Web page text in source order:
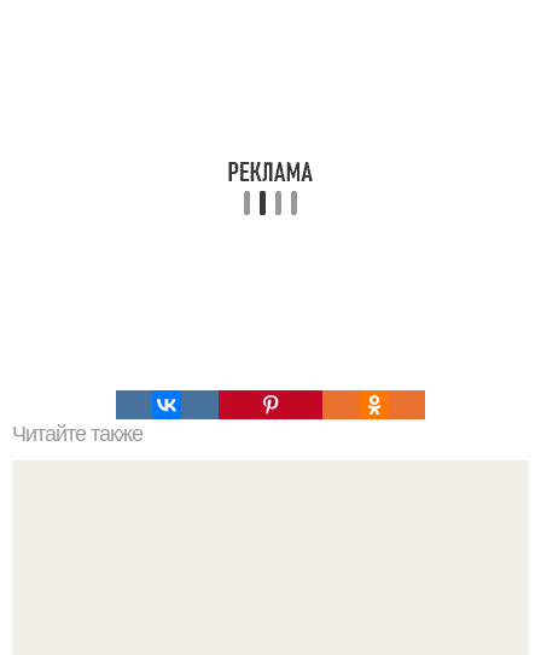
Читайте также